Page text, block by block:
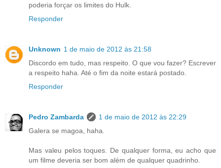
poderia forçar os limites do Hulk.
Responder
Unknown 1 de maio de 2012 às 21:58
Discordo em tudo, mas respeito. O que vou fazer? Escrever
a respeito haha. Até o fim da noite estará postado.
Responder
Pedro Zambarda
1 de maio de 2012 às 22:29
Galera se magoa, haha.
Mas valeu pelos toques. De qualquer forma, eu acho que
um filme deveria ser bom além de qualquer quadrinho.